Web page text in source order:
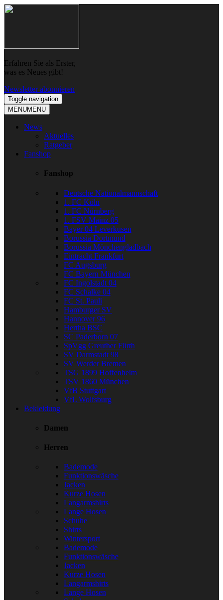
Skip
Skip
Erfahren Sie als Erster,
was es Neues gibt!
Newsletter abonnieren
Toggle navigation
MENUMENU
News
Aktuelles
Ratgeber
Fanshop
Fanshop
Deutsche Nationalmannschaft
1. FC Köln
1. FC Nürnberg
1. FSV Mainz 05
Bayer 04 Leverkusen
Borussia Dortmund
Borussia Mönchengladbach
Eintracht Frankfurt
FC Augsburg
FC Bayern München
FC Ingolstadt 04
FC Schalke 04
FC St. Pauli
Hamburger SV
Hannover 96
Hertha BSC
SC Paderborn 07
SpVgg Greuther Fürth
SV Darmstadt 98
SV Werder Bremen
TSG 1899 Hoffenheim
TSV 1860 München
VfB Stuttgart
VfL Wolfsburg
Bekleidung
Damen
Herren
Bademode
Funktionswäsche
Jacken
Kurze Hosen
Langarmshirts
Lange Hosen
Schuhe
Shirts
Wintersport
Bademode
Funktionswäsche
Jacken
Kurze Hosen
Langarmshirts
Lange Hosen